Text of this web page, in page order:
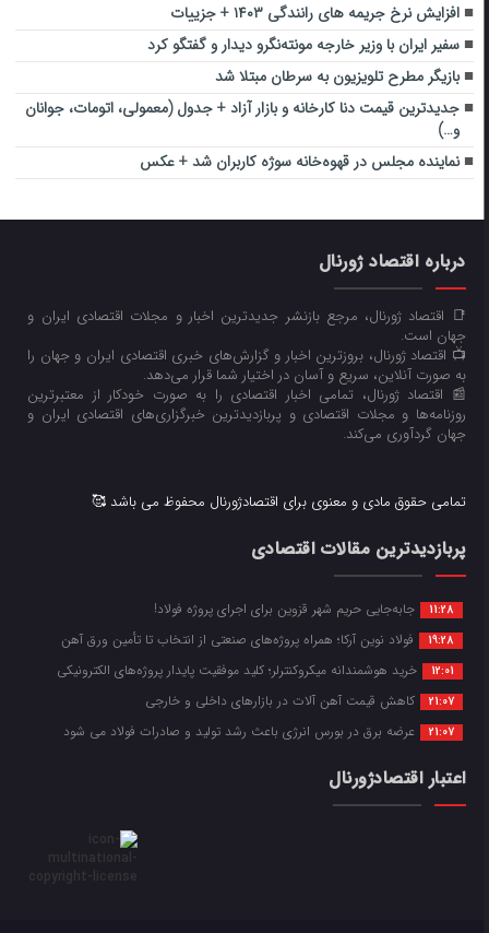
افزایش نرخ جریمه های رانندگی ۱۴۰۳ + جزییات
سفیر ایران با وزیر خارجه مونته‌نگرو دیدار و گفتگو کرد
بازیگر مطرح تلویزیون به سرطان مبتلا شد
جدیدترین قیمت دنا کارخانه و بازار آزاد + جدول (معمولی، اتومات، جوانان
و…)
نماینده مجلس در قهوه‌خانه سوژه کاربران شد + عکس
درباره اقتصاد ژورنال
📑 اقتصاد ژورنال، مرجع بازنشر جدیدترین اخبار و مجلات اقتصادی ایران و
جهان است.
📺 اقتصاد ژورنال، بروزترین اخبار و گزارش‌های خبری اقتصادی ایران و جهان را
به صورت آنلاین، سریع و آسان در اختیار شما قرار می‌‌دهد.
📰 اقتصاد ژورنال، تمامی اخبار اقتصادی را به صورت خودکار از معتبرترین
روزنامه‌ها و مجلات اقتصادی و پربازدیدترین خبرگزاری‌های اقتصادی ایران و
جهان گردآوری می‌کند.
تمامی حقوق مادی و معنوی برای اقتصادژورنال محفوظ می باشد 🥰
پربازدیدترین مقالات اقتصادی
11:28 جابه‌جایی حریم شهر قزوین برای اجرای پروژه فولاد!
19:28 فولاد نوین آرکا؛ همراه پروژه‌های صنعتی از انتخاب تا تأمین ورق آهن
12:01 خرید هوشمندانه میکروکنترلر؛ کلید موفقیت پایدار پروژه‌های الکترونیکی
21:07 کاهش قیمت آهن آلات در بازارهای داخلی و خارجی
21:07 عرضه برق در بورس انرژی باعث رشد تولید و صادرات فولاد می شود
اعتبار اقتصادژورنال